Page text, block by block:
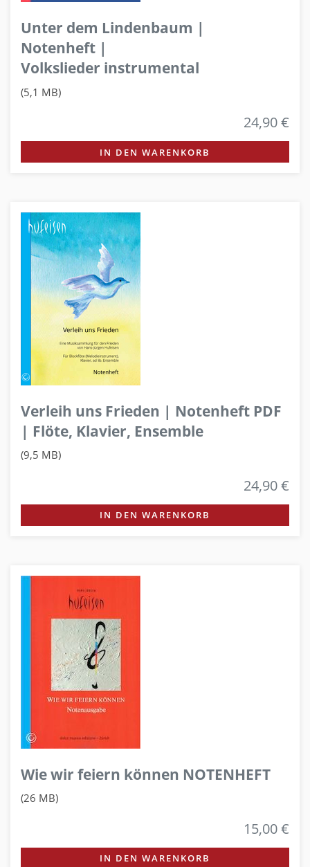
Unter dem Lindenbaum |
Notenheft |
Volkslieder instrumental
(5,1 MB)
24,90 €
IN DEN WARENKORB
Verleih uns Frieden | Notenheft PDF
| Flöte, Klavier, Ensemble
(9,5 MB)
24,90 €
IN DEN WARENKORB
Wie wir feiern können NOTENHEFT
(26 MB)
15,00 €
IN DEN WARENKORB